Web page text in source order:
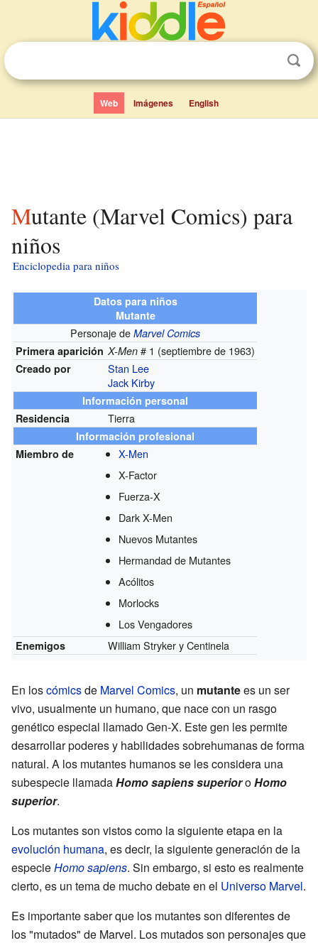
Web Imágenes English
Mutante (Marvel Comics) para
niños
Enciclopedia para niños
Datos para niños
Mutante
Personaje deMarvel Comics
Primera aparición X-Men # 1 (septiembre de 1963)
Creado por
Stan Lee
Jack Kirby
Información personal
Residencia
Tierra
Información profesional
Miembro de
X-Men
X-Factor
Fuerza-X
Dark X-Men
Nuevos Mutantes
Hermandad de Mutantes
Acólitos
Morlocks
Los Vengadores
Enemigos William Stryker y Centinela
En loscómicsde Marvel Comics, un mutantees un ser
vivo, usualmente un humano, que nace con un rasgo
genético especial llamado Gen-X. Este gen les permite
desarrollar poderes y habilidades sobrehumanas de forma
natural. A los mutantes humanos se les considera una
subespecie llamadaHomo sapiens superioroHomo
superior.
Los mutantes son vistos como la siguiente etapa en la
evolución humana, es decir, la siguiente generación de la
especieHomo sapiens. Sin embargo, si esto es realmente
cierto, es un tema de mucho debate en el Universo Marvel.
Es importante saber que los mutantes son diferentes de
los "mutados" de Marvel. Los mutados son personajes que